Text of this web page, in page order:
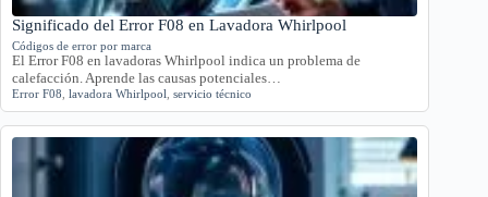
Significado del Error F08 en Lavadora Whirlpool
Códigos de error por marca
El Error F08 en lavadoras Whirlpool indica un problema de
calefacción. Aprende las causas potenciales…
Error F08 lavadora Whirlpool servicio técnico